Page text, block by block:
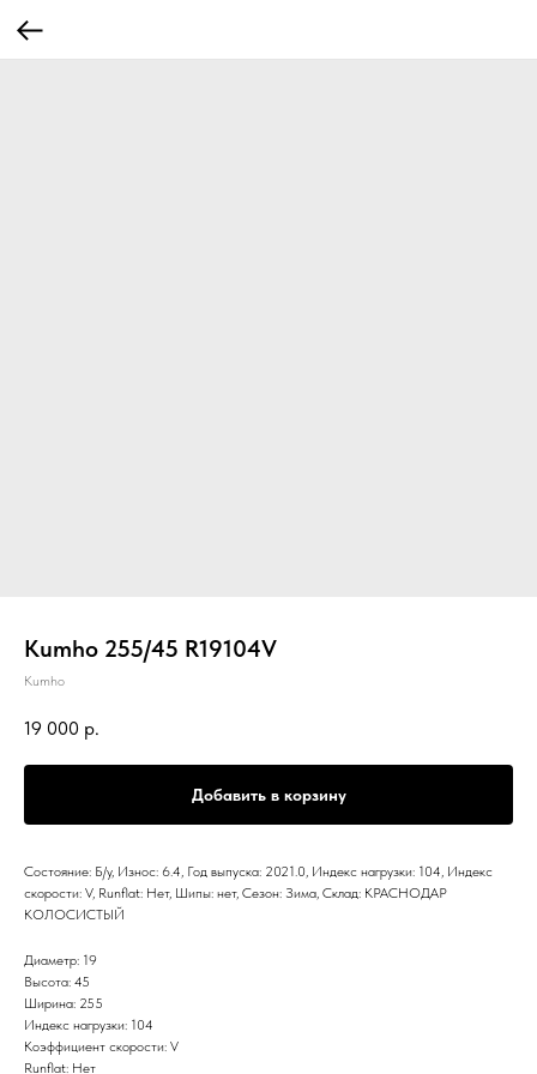
Kumho 255/45 R19104V
Kumho
19 000 р.
Добавить в корзину
Состояние: Б/у, Износ: 6.4, Год выпуска: 2021.0, Индекс нагрузки: 104, Индекс
скорости: V, Runflat: Нет, Шипы: нет, Сезон: Зима, Склад: КРАСНОДАР
КОЛОСИСТЫЙ
Диаметр: 19
Высота: 45
Ширина: 255
Индекс нагрузки: 104
Коэффициент скорости: V
Runflat: Нет